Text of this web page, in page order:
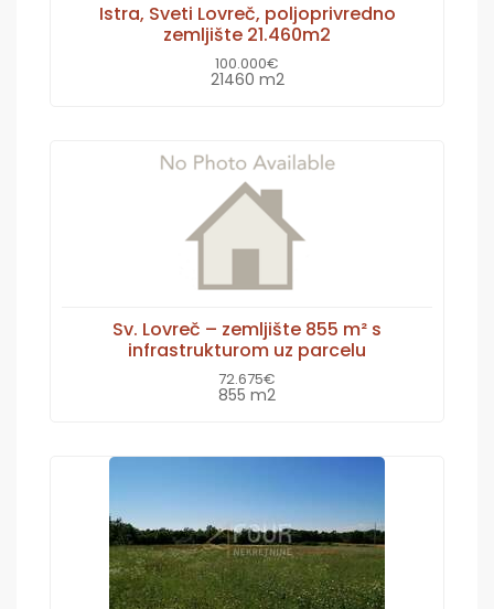
Istra, Sveti Lovreč, poljoprivredno
zemljište 21.460m2
100.000€
21460 m2
Sv. Lovreč – zemljište 855 m² s
infrastrukturom uz parcelu
72.675€
855 m2